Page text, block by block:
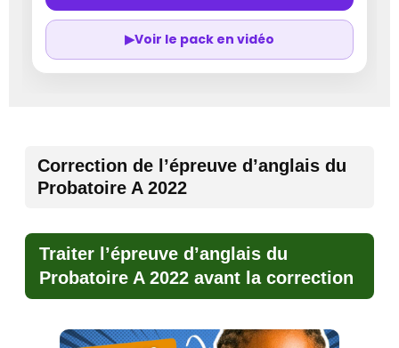
▶Voir le pack en vidéo
Correction de l’épreuve d’anglais du
Probatoire A 2022
Traiter l’épreuve d’anglais du
Probatoire A 2022 avant la correction